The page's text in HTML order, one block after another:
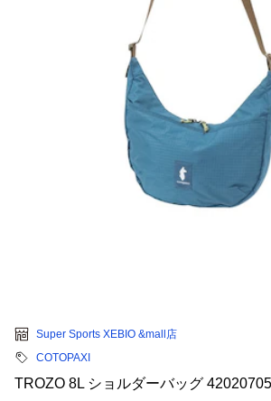
Super Sports XEBIO &mall店
COTOPAXI
TROZO 8L ショルダーバッグ